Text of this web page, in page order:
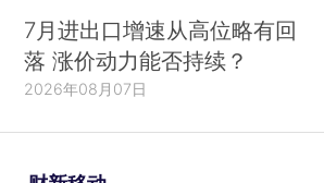
7月进出口增速从高位略有回
落 涨价动力能否持续？
2026年08月07日